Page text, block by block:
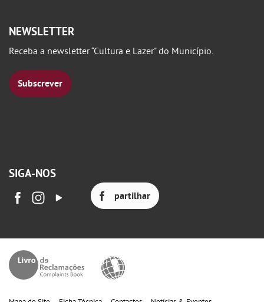
NEWSLETTER
Receba a newsletter “Cultura e Lazer" do Município.
Subscrever
SIGA-NOS
partilhar